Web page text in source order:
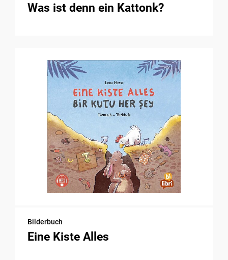
Was ist denn ein Kattonk?
Bilderbuch
Eine Kiste Alles